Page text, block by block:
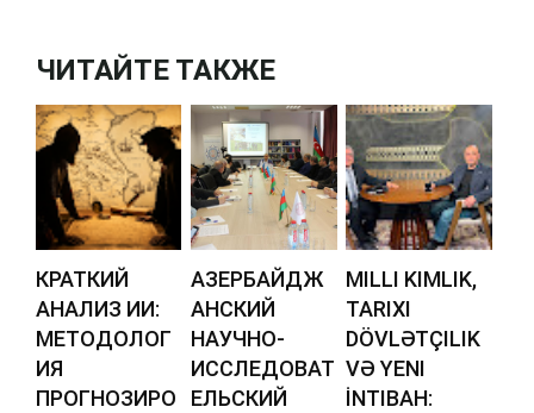
ЧИТАЙТЕ ТАКЖЕ
КРАТКИЙ
АНАЛИЗ ИИ:
МЕТОДОЛОГ
ИЯ
ПРОГНОЗИРО
АЗЕРБАЙДЖ
АНСКИЙ
НАУЧНО-
ИССЛЕДОВАТ
ЕЛЬСКИЙ
MILLI KIMLIK,
TARIXI
DÖVLƏTÇILIK
VƏ YENI
İNTIBAH: